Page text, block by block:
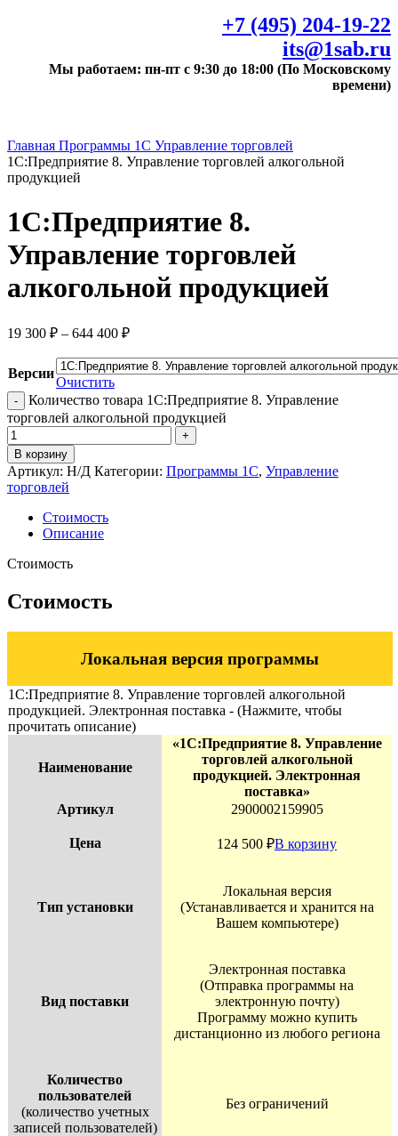
+7 (495) 204-19-22
its@1sab.ru
Мы работаем: пн-пт с 9:30 до 18:00 (По Московскому
времени)
Главная Программы 1С Управление торговлей
1С:Предприятие 8. Управление торговлей алкогольной
продукцией
1С:Предприятие 8.
Управление торговлей
алкогольной продукцией
19 300 ₽ – 644 400 ₽
Версии
Очистить
Количество товара 1С:Предприятие 8. Управление
торговлей алкогольной продукцией
В корзину
Артикул: Н/Д Категории: Программы 1С, Управление
торговлей
Стоимость
Описание
Стоимость
Стоимость
Локальная версия программы
1С:Предприятие 8. Управление торговлей алкогольной
продукцией. Электронная поставка - (Нажмите, чтобы
прочитать описание)
Наименование
«1С:Предприятие 8. Управление
торговлей алкогольной
продукцией. Электронная
поставка»
Артикул
2900002159905
Цена 124 500 ₽В корзину
Тип установки
Локальная версия
(Устанавливается и хранится на
Вашем компьютере)
Вид поставки
Электронная поставка
(Отправка программы на
электронную почту)
Программу можно купить
дистанционно из любого региона
Количество
пользователей
(количество учетных
записей пользователей)
Без ограничений